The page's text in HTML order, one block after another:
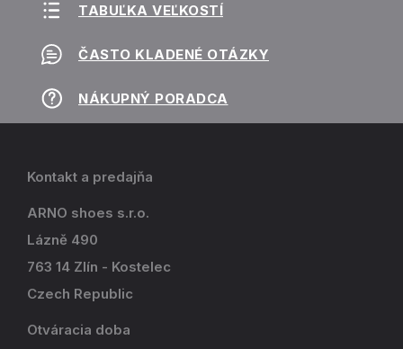
TABUĽKA VEĽKOSTÍ
ČASTO KLADENÉ OTÁZKY
NÁKUPNÝ PORADCA
Kontakt a predajňa
ARNO shoes s.r.o.
Lázně 490
763 14 Zlín - Kostelec
Czech Republic
Otváracia doba